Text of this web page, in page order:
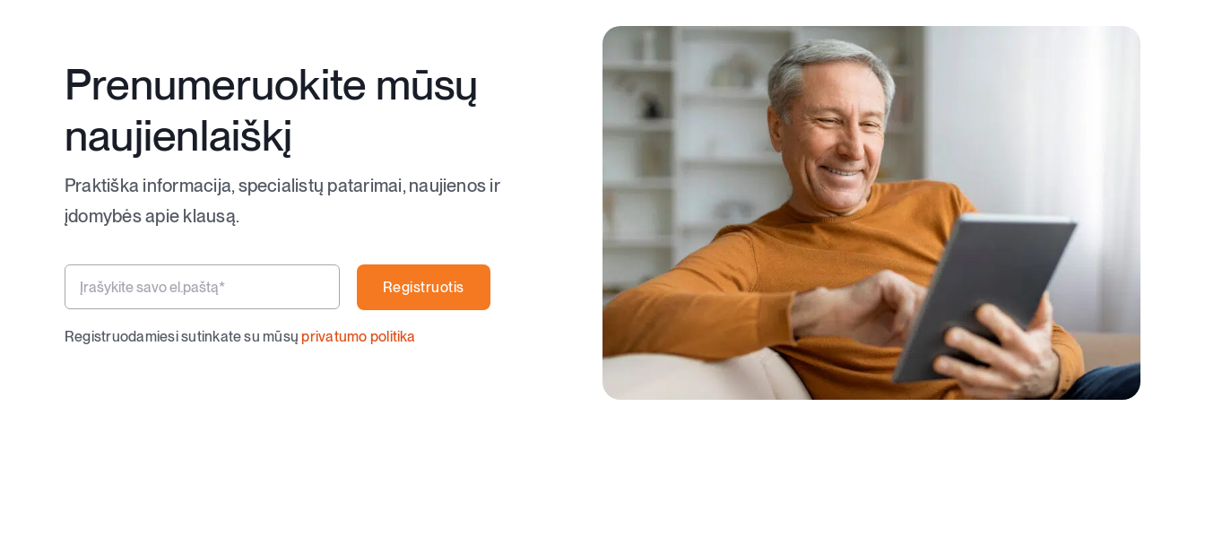
Prenumeruokite mūsų
naujienlaiškį
Praktiška informacija, specialistų patarimai, naujienos ir
įdomybės apie klausą.
Registruotis
Registruodamiesi sutinkate su mūsųprivatumo politika